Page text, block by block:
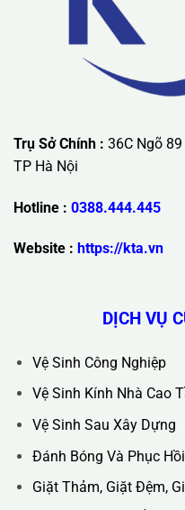
Lưu ý: Liên hệ chúng tôi
mãi ưu đãi